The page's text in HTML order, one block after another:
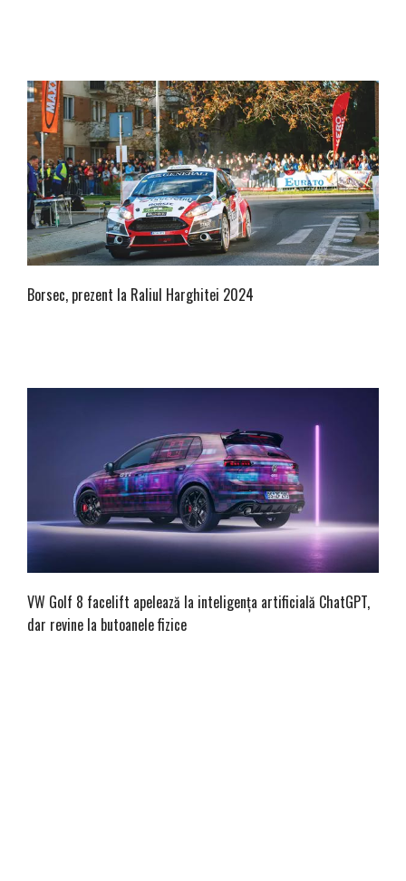
Borsec, prezent la Raliul Harghitei 2024
VW Golf 8 facelift apelează la inteligența artificială ChatGPT,
dar revine la butoanele fizice